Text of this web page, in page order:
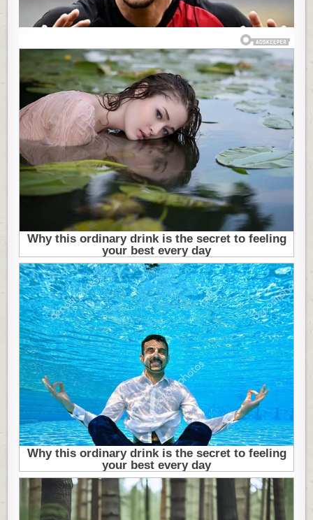
JE
ZLATAN
IBRAHIMOVIĆ
PODELIO
BOGATSTVO
UNUTAR
PORODICE